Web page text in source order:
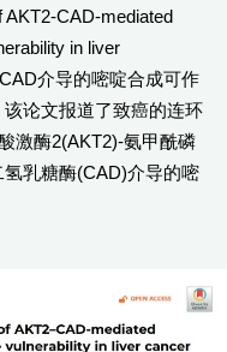
AKT2-CAD-mediated
in liver
介导的嘧啶合成可作
论文报道了致癌的连环
激酶2(AKT2)-氨甲酰磷
乳糖酶(CAD)介导的嘧